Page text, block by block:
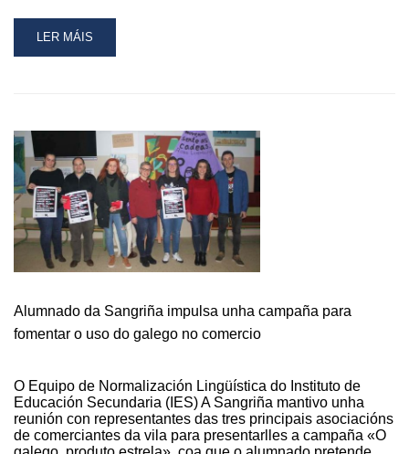
READ
MORE
COMPROMISO
COA
CALIDADE
DOS
ESTABLECEMENTOS
CON
DISTINTIVO
LER MÁIS
Alumnado da Sangriña impulsa unha campaña para
fomentar o uso do galego no comercio
O Equipo de Normalización Lingüística do Instituto de
Educación Secundaria (IES) A Sangriña mantivo unha
reunión con representantes das tres principais asociacións
de comerciantes da vila para presentarlles a campaña «O